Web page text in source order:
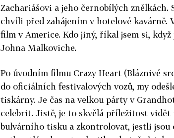
Zachariášovi a jeho černobílých znělkách.
chvíli před zahájením v hotelové kavárně.
film v Americe. Kdo jiný, říkal jsem si, když
Johna Malkoviche.
Po úvodním filmu Crazy Heart (Bláznivé
do oficiálních festivalových vozů, my
tiskárny. Je čas na velkou párty v
celebrit. Jistě, je to skvělá příležitost
bulvárního tisku a zkontrolovat, jestli jsou